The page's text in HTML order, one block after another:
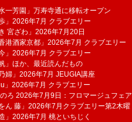
一芳園」万寿寺通に移転オープン
」2026年7月 クラブエリー
宮ざわ」2026年7月20日
港酒家京都」2026年7月 クラブエリー
」2026年7月 クラブエリー
」ほか、最近読んだもの
婦」2026年7月 JEUGIA講座
」2026年7月 クラブエリー
ろ 2026年7月9日：フロマージュフェア
ん 藤」2026年7月クラブエリー第2木曜
」2026年7月 桃といちじく